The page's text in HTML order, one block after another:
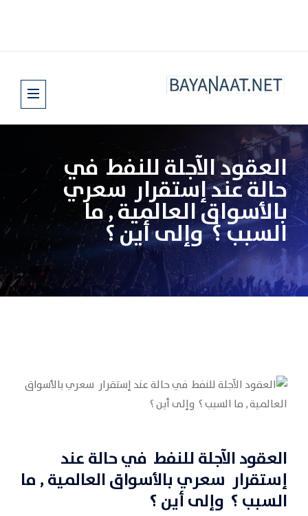
العقود الآجلة للنفط في
حالة عند إستقرار سعري
بالأسواق العالمية , ما
السبب ؟ وإلى أين ؟
العقود الآجلة للنفط في حالة عند
إستقرار سعري بالأسواق العالمية , ما
السبب ؟ وإلى أين ؟